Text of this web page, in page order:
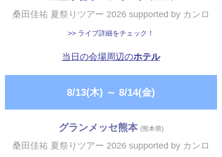
桑田佳祐 夏祭りツアー 2026 supported by カンロ
>> ライブ詳細をチェック！
当日の会場周辺のホテル
8/13(木) ～ 8/14(金)
グランメッセ熊本 (熊本県)
桑田佳祐 夏祭りツアー 2026 supported by カンロ